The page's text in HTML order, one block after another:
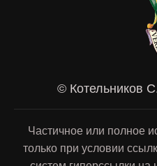
© Котельников
Частичное или полное
только при условии